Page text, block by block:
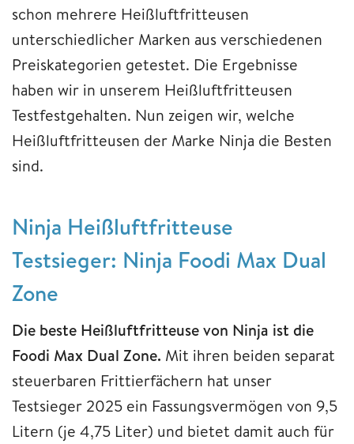
schon mehrere Heißluftfritteusen
unterschiedlicher Marken aus verschiedenen
Preiskategorien getestet. Die Ergebnisse
haben wir in unserem Heißluftfritteusen
Testfestgehalten. Nun zeigen wir, welche
Heißluftfritteusen der Marke Ninja die Besten
sind.
Ninja Heißluftfritteuse
Testsieger: Ninja Foodi Max Dual
Zone
Die beste Heißluftfritteuse von Ninja ist die
Foodi Max Dual Zone. Mit ihren beiden separat
steuerbaren Frittierfächern hat unser
Testsieger 2025 ein Fassungsvermögen von 9,5
Litern (je 4,75 Liter) und bietet damit auch für